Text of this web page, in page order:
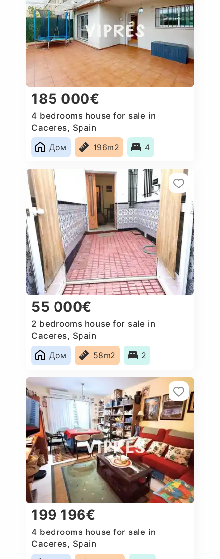
185 000€
4 bedrooms house for sale in
Caceres‎, Spain
Дом
196m2 4
55 000€
2 bedrooms house for sale in
Caceres‎, Spain
Дом
58m2 2
199 196€
4 bedrooms house for sale in
Caceres‎, Spain